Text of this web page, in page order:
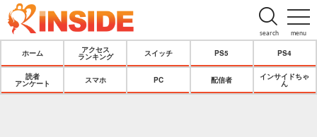
menu
search
ホーム
アクセス
ランキング
スイッチ PS5 PS4
読者
アンケート
スマホ PC 配信者
インサイドちゃ
ん